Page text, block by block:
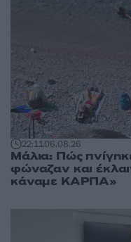
22:1106.08.26
Μάλια: Πώς
φώναζαν και
κάναμε ΚΑΡΠΑ»